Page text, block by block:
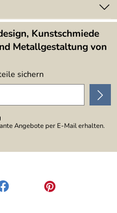
Kunstschmiede
Metallgestaltung von
sichern
Angebote per E-Mail erhalten.
andere Unternehmen
wird in anonymer Form
Newsletters anklicke. Die
zur Kenntnis genommen.